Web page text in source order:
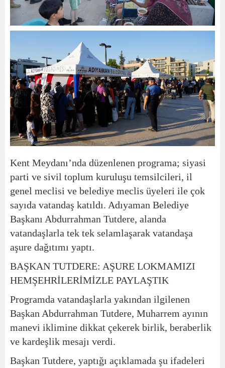
Kent Meydanı’nda düzenlenen programa; siyasi
parti ve sivil toplum kuruluşu temsilcileri, il
genel meclisi ve belediye meclis üyeleri ile çok
sayıda vatandaş katıldı. Adıyaman Belediye
Başkanı Abdurrahman Tutdere, alanda
vatandaşlarla tek tek selamlaşarak vatandaşa
aşure dağıtımı yaptı.
BAŞKAN TUTDERE: AŞURE LOKMAMIZI
HEMŞEHRİLERİMİZLE PAYLAŞTIK
Programda vatandaşlarla yakından ilgilenen
Başkan Abdurrahman Tutdere, Muharrem ayının
manevi iklimine dikkat çekerek birlik, beraberlik
ve kardeşlik mesajı verdi.
Başkan Tutdere, yaptığı açıklamada şu ifadeleri